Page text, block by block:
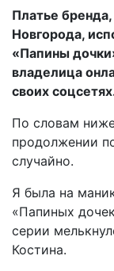
Платье
Новгорода,
«Папины
владелица
своих
По словам
продолжении
случайно.
Я была на
«Папиных
серии
Костина.